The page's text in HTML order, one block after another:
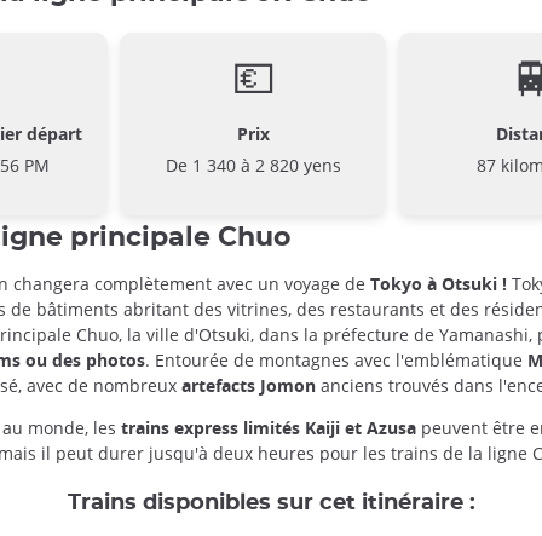
départ
PM
💶
Prix
De 1 340 à 2 820 yens
87
principale Chuo
changera complètement avec un voyage de Tokyo à Otsuki !
bâtiments abritant des vitrines, des restaurants et des
Chuo, la ville d'Otsuki, dans la préfecture de
ou des photos. Entourée de montagnes avec l'emblématique
avec de nombreux artefacts Jomon anciens trouvés dans
monde, les trains express limités Kaiji et Azusa peuvent être
il peut durer jusqu'à deux heures pour les trains de la ligne
Trains disponibles sur cet itinéraire :